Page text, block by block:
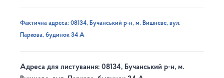
Фактична адреса: 08134, Бучанський р-н, м. Вишневе, вул.
Паркова, будинок 34 А
Адреса для листування: 08134, Бучанський р-н, м.